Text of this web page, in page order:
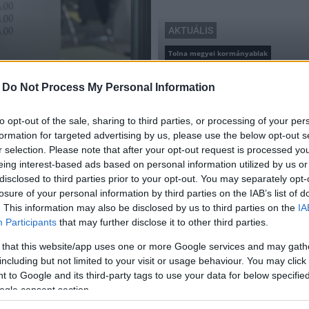
Do Not Process My Personal Information
opt-out of the sale, sharing to third parties, or processing of your
for targeted advertising by us, please use the below opt-out
selection. Please note that after your opt-out request is processed
interest-based ads based on personal information utilized by us
to third parties prior to your opt-out. You may separately
of your personal information by third parties on the IAB’s list of
This information may also be disclosed by us to third parties on the
Participants that may further disclose it to other third parties.
that this website/app uses one or more Google services and may
but not limited to your visit or usage behaviour. You may
to Google and its third-party tags to use your data for below
consent section.
a kormányablakok
AKTUÁLIS
Tolna megyei kormányablak
Változik a Tolna megyei
ünnepek között